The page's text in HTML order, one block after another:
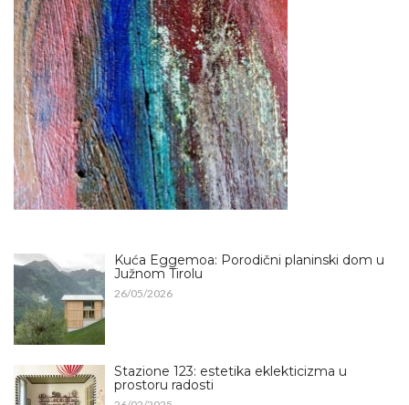
Kuća Eggemoa: Porodični planinski dom u
Južnom Tirolu
26/05/2026
Stazione 123: estetika eklekticizma u
prostoru radosti